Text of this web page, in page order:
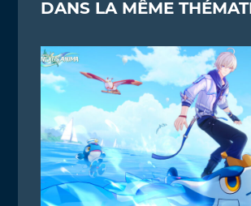
DANS LA MÊME